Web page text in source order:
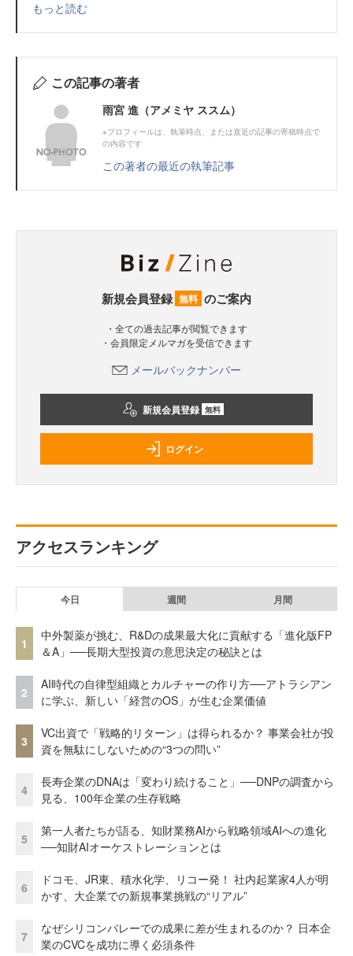
もっと読む
この記事の著者
雨宮 進（アメミヤ ススム）
※プロフィールは、執筆時点、または直近の記事の寄稿時点で
の内容です
この著者の最近の執筆記事
新規会員登録 無料 のご案内
・全ての過去記事が閲覧できます
・会員限定メルマガを受信できます
メールバックナンバー
新規会員登録 無料
ログイン
アクセスランキング
今日 週間 月間
1
中外製薬が挑む、R&Dの成果最大化に貢献する「進化版FP
＆A」──長期大型投資の意思決定の秘訣とは
2
AI時代の自律型組織とカルチャーの作り方──アトラシアン
に学ぶ、新しい「経営のOS」が生む企業価値
3
VC出資で「戦略的リターン」は得られるか？ 事業会社が投
資を無駄にしないための“3つの問い”
4
長寿企業のDNAは「変わり続けること」──DNPの調査から
見る、100年企業の生存戦略
5
第一人者たちが語る、知財業務AIから戦略領域AIへの進化
──知財AIオーケストレーションとは
6
ドコモ、JR東、積水化学、リコー発！ 社内起業家4人が明
かす、大企業での新規事業挑戦の“リアル”
7
なぜシリコンバレーでの成果に差が生まれるのか？ 日本企
業のCVCを成功に導く必須条件